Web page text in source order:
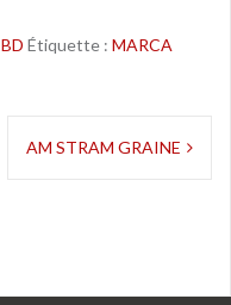
BD Étiquette : MARCA
AM STRAM GRAINE